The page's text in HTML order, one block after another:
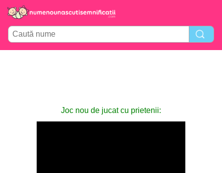
Joc nou de jucat cu prietenii: